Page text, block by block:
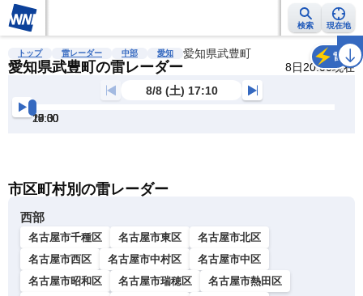
検索 現在地
雨雲レーダー 台風情報 地震情報 警報・注意報 2週間天気 ラ
トップ 雷レーダー 中部 愛知 愛知県武豊町
愛知県武豊町の雷レーダー 8日20:00現在
雷
8/8 (土) 17:10
17:30
18:00
18:30
19:00
19:30
20:00
市区町村別の雷レーダー
西部
名古屋市千種区 名古屋市東区
名古屋市北区
名古屋市西区
名古屋市中村区
名古屋市中区
名古屋市昭和区
名古屋市瑞穂区
名古屋市熱田区